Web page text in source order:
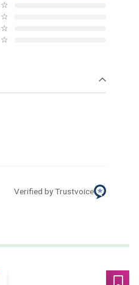
☆
☆
☆
☆
Verified by Trustvoice